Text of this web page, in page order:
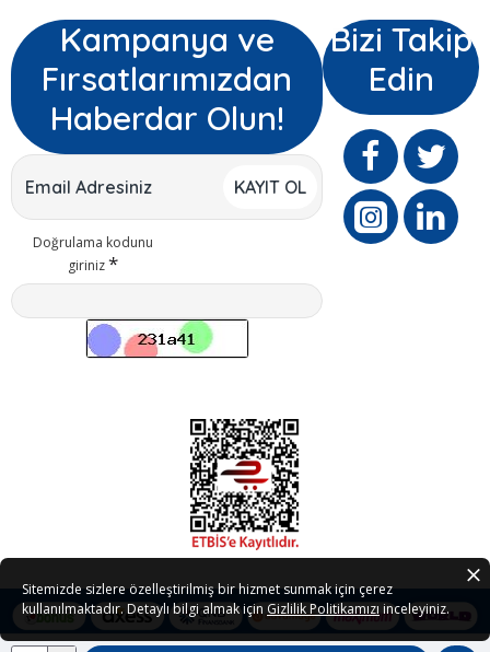
Kampanya ve
Fırsatlarımızdan
Haberdar Olun!
KAYIT OL
Doğrulama kodunu
giriniz
Bizi Takip
Edin
Sitemizde sizlere özelleştirilmiş bir hizmet sunmak için çerez
kullanılmaktadır. Detaylı bilgi almak için Gizlilik Politikamızı inceleyiniz.